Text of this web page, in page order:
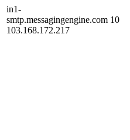
in1-
smtp.messagingengine.com
103.168.172.217
10